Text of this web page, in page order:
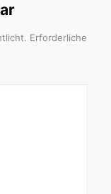
Erforderliche